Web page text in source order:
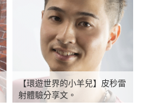
【環遊世界的小羊兒】皮秒雷
射體驗分享文。